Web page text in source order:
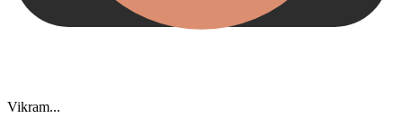
Vikram...